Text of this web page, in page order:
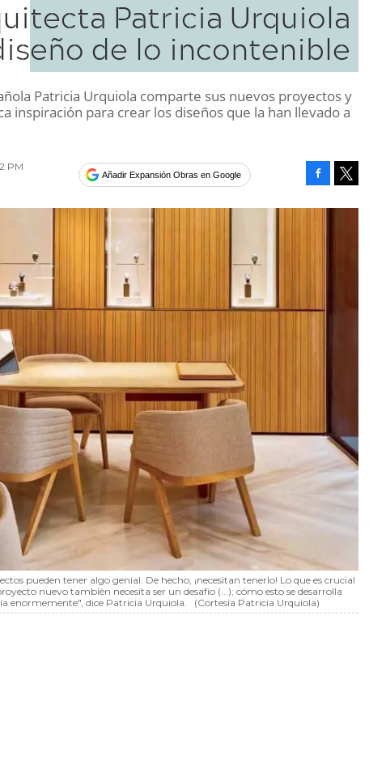
Patricia Urquiola
de lo incontenible
Patricia Urquiola comparte sus nuevos proyectos y
inspiración para crear los diseños que la han llevado a
PM
Añadir Expansión Obras en Google
pueden tener algo genial. De hecho, ¡necesitan tenerlo! Lo que es crucial
nuevo también necesita ser un desafío (...); cómo esto se desarrolla
enormemente", dice Patricia Urquiola.
(Cortesía Patricia Urquiola)